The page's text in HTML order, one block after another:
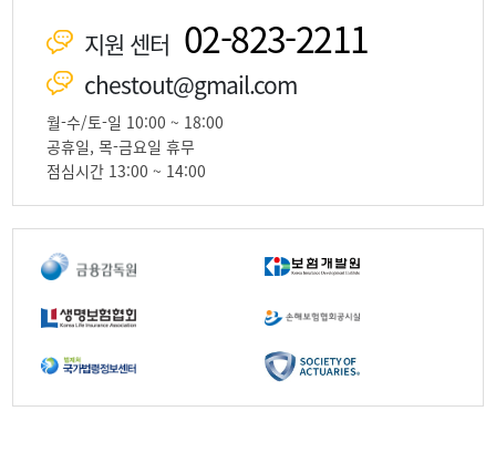
지원 센터 02-823-2211
chestout@gmail.com
월-수/토-일 10:00 ~ 18:00
공휴일, 목-금요일 휴무
점심시간 13:00 ~ 14:00